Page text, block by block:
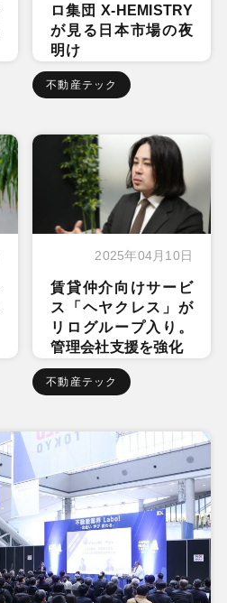
ロ集団 X-HEMISTRY
が見る日本市場の夜
明け
不動産テック
2025年04月10日
賃貸仲介向けサービ
ス「ヘヤクレス」が
リログループ入り。
管理会社支援を強化
不動産テック